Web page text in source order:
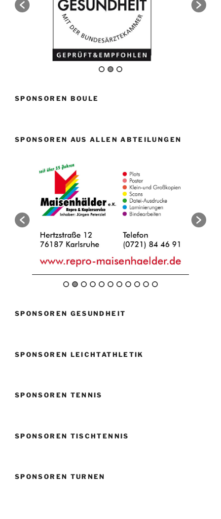
SPONSOREN BOULE
SPONSOREN AUS ALLEN ABTEILUNGEN
SPONSOREN GESUNDHEIT
SPONSOREN LEICHTATHLETIK
SPONSOREN TENNIS
SPONSOREN TISCHTENNIS
SPONSOREN TURNEN